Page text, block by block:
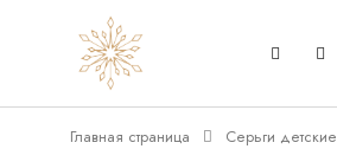
Главная страница Серьги детские